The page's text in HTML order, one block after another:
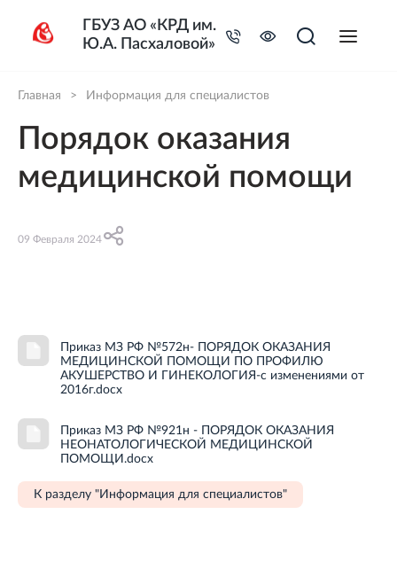
Главная > Информация для специалистов
Порядок оказания
медицинской помощи
09 Февраля 2024
Приказ МЗ РФ №572н- ПОРЯДОК ОКАЗАНИЯ
МЕДИЦИНСКОЙ ПОМОЩИ ПО ПРОФИЛЮ
АКУШЕРСТВО И ГИНЕКОЛОГИЯ-с изменениями от
2016г.docx
Приказ МЗ РФ №921н - ПОРЯДОК ОКАЗАНИЯ
НЕОНАТОЛОГИЧЕСКОЙ МЕДИЦИНСКОЙ
ПОМОЩИ.docx
К разделу "Информация для специалистов"
ГБУЗ АО «КРД им.
Ю.А. Пасхаловой»